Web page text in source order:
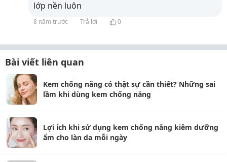
lớp nền luôn
8 năm trước Trả lời 0
Bài viết liên quan
Kem chống nắng có thật sự cần thiết? Những sai
lầm khi dùng kem chống nắng
Lợi ích khi sử dụng kem chống nắng kiêm dưỡng
ẩm cho làn da mỗi ngày